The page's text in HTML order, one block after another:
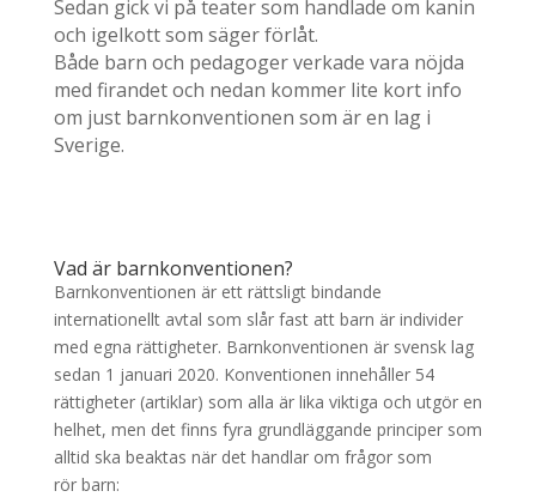
Sedan gick vi på teater som handlade om kanin
och igelkott som säger förlåt.
Både barn och pedagoger verkade vara nöjda
med firandet och nedan kommer lite kort info
om just barnkonventionen som är en lag i
Sverige.
Vad är barnkonventionen?
Barnkonventionen är ett rättsligt bindande
internationellt avtal som slår fast att barn är individer
med egna rättigheter. Barnkonventionen är svensk lag
sedan 1 januari 2020. Konventionen innehåller 54
rättigheter (artiklar) som alla är lika viktiga och utgör en
helhet, men det finns fyra grundläggande principer som
alltid ska beaktas när det handlar om frågor som
rör barn: